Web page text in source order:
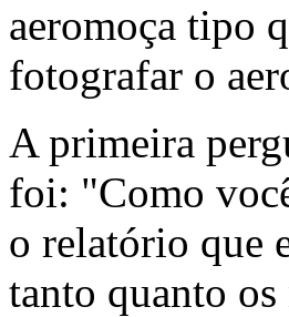
aeromoça tipo
fotografar o
A primeira
foi: "Como
o relatório que
tanto quanto